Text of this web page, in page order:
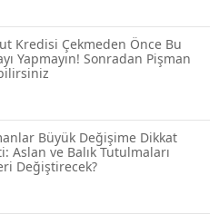
Sizin İçin Daha Uygun?
Anlaşması Sonrası Altın
Petrol Fiyatları Sert Düştü
2026 Maaş Zammı Netleşiyor!
ve Sosyal Yardımlarda
Kredisi Çekmeden Önce Bu
Yapmayın! Sonradan Pişman
Büyük Değişime Dikkat
Aslan ve Balık Tutulmaları
Değiştirecek?